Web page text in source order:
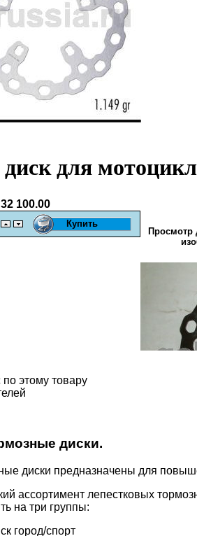
для
32 100.00
Просмотр
этому товару
диски.
диски предназначены для
ассортимент лепестковых
на три группы:
город/спорт